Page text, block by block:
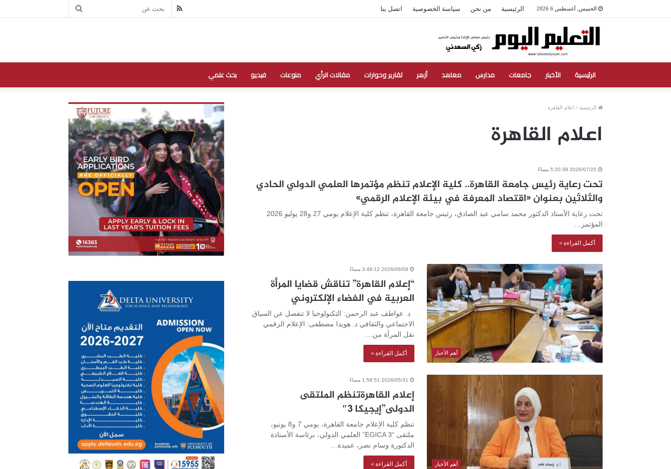
الخميس, أغسطس 6 2026 الرئيسية من نحن سياسة الخصوصية اتصل بنا بحث RSS
الرئيسية الأخبار جامعات مدارس معاهد أزهر تقارير وحوارات مقالات الرأي منوعات فيديو بحث علمي
الرئيسية / اعلام القاهرة
اعلام القاهرة
2026/07/25 5:20:38 مساءً
تحت رعاية رئيس جامعة القاهرة.. كلية الإعلام تنظم مؤتمرها العلمي الدولي الحادي
والثلاثين بعنوان «اقتصاد المعرفة في بيئة الإعلام الرقمي»
تحت رعاية الأستاذ الدكتور محمد سامي عبد الصادق، رئيس جامعة القاهرة، تنظم كلية الإعلام يومي 27 و28 يوليو 2026
المؤتمر…
أكمل القراءة »
أهم الأخبار
2026/06/08 3:48:12 مساءً
“إعلام القاهرة” تناقش قضايا المرأة
العربية في الفضاء الإلكتروني
د. عواطف عبد الرحمن: التكنولوجيا لا تنفصل عن السياق
الاجتماعي والثقافي د. هويدا مصطفى: الإعلام الرقمي
نقل المرأة من…
أكمل القراءة »
أهم الأخبار
2026/05/31 1:58:51 مساءً
إعلام القاهرةتنظم الملتقى
الدولى”إيجيكا 3″
تنظم كلية الإعلام جامعة القاهرة، يومي 7 و8 يونيو،
ملتقى “EGICA 3” العلمي الدولي، برئاسة الأستاذة
الدكتورة وسام نصر، عميدة…
أكمل القراءة »